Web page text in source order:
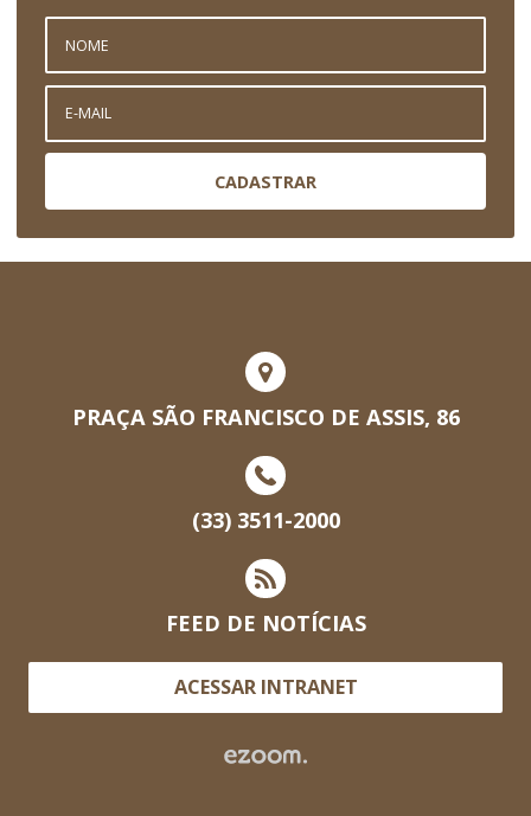
CADASTRAR
PRAÇA SÃO FRANCISCO DE ASSIS, 86
(33) 3511-2000
FEED DE NOTÍCIAS
ACESSAR INTRANET